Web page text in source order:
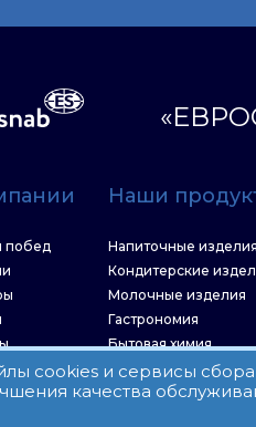
побед
Наши
Напиточные изделия
Кондитерские
Молочные изделия
Гастрономия
Бытовая химия
Рыбные корма
cookies и сервисы
качества